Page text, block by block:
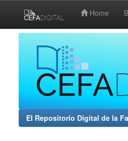
Home
El Repositorio Digital de la